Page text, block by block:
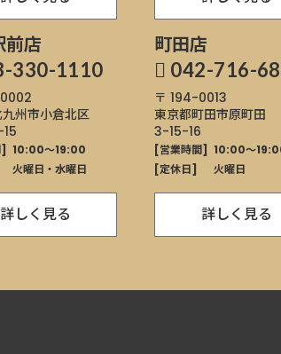
前店
330-1110
州市小倉北区
10:00～19:00
火曜日・水曜日
詳しく見る
町田店
042-716-
〒 194-0013
東京都町田市原町田
3-15-16
[営業時間] 10:00～
[定休日]
火曜日
詳しく見る